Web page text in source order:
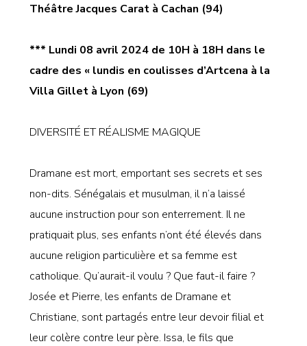
Théâtre Jacques Carat à Cachan (94)
*** Lundi 08 avril 2024 de 10H à 18H dans le
cadre des « lundis en coulisses d’Artcena à la
Villa Gillet à Lyon (69)
DIVERSITÉ ET RÉALISME MAGIQUE
Dramane est mort, emportant ses secrets et ses
non-dits. Sénégalais et musulman, il n’a laissé
aucune instruction pour son enterrement. Il ne
pratiquait plus, ses enfants n’ont été élevés dans
aucune religion particulière et sa femme est
catholique. Qu’aurait-il voulu ? Que faut-il faire ?
Josée et Pierre, les enfants de Dramane et
Christiane, sont partagés entre leur devoir filial et
leur colère contre leur père. Issa, le fils que